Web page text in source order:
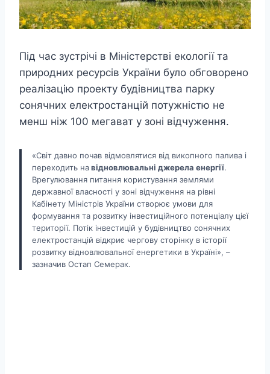
Під час зустрічі в Міністерстві екології та
природних ресурсів України було обговорено
реалізацію проекту будівництва парку
сонячних електростанцій потужністю не
менш ніж 100 мегават у зоні відчуження.
«Світ давно почав відмовлятися від викопного палива і
переходить навідновлювальні джерела енергії.
Врегулювання питання користування землями
державної власності у зоні відчуження на рівні
Кабінету Міністрів України створює умови для
формування та розвитку інвестиційного потенціалу цієї
території. Потік інвестицій у будівництво сонячних
електростанцій відкриє чергову сторінку в історії
розвитку відновлювальної енергетики в Україні», –
зазначив Остап Семерак.